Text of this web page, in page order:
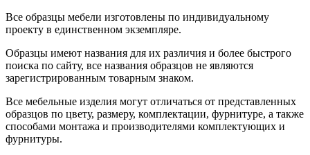
Все образцы мебели изготовлены по индивидуальному
проекту в единственном экземпляре.
Образцы имеют названия для их различия и более быстрого
поиска по сайту, все названия образцов не являются
зарегистрированным товарным знаком.
Все мебельные изделия могут отличаться от представленных
образцов по цвету, размеру, комплектации, фурнитуре, а также
способами монтажа и производителями комплектующих и
фурнитуры.